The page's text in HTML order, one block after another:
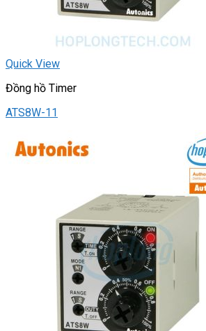
Quick View
Đồng hồ Timer
ATS8W-11